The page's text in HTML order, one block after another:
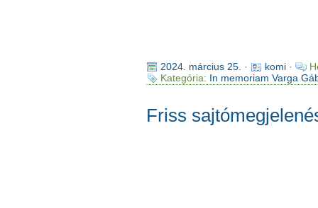
2024. március 25. · komi·
Kategória: In memoriam Varga
Friss